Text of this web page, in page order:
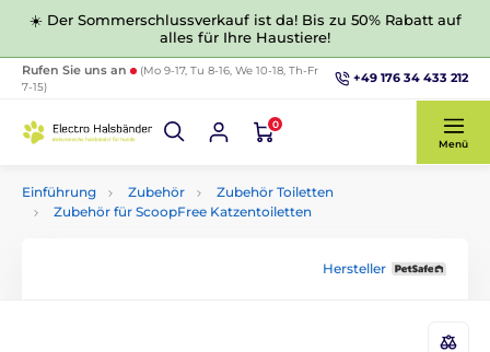
☀️ Der Sommerschlussverkauf ist da! Bis zu 50% Rabatt auf
alles für Ihre Haustiere!
Rufen Sie uns an
(Mo 9-17, Tu 8-16, We 10-18, Th-Fr
7-15)
+49 176 34 433 212
0
Menü
Einführung Zubehör
Zubehör Toiletten
Zubehör für ScoopFree Katzentoiletten
Hersteller